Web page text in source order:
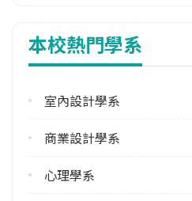
113學年度下學期
3
修輔系人數
22
113學年度下學期
本校熱門學系
室內設計學系
商業設計學系
心理學系